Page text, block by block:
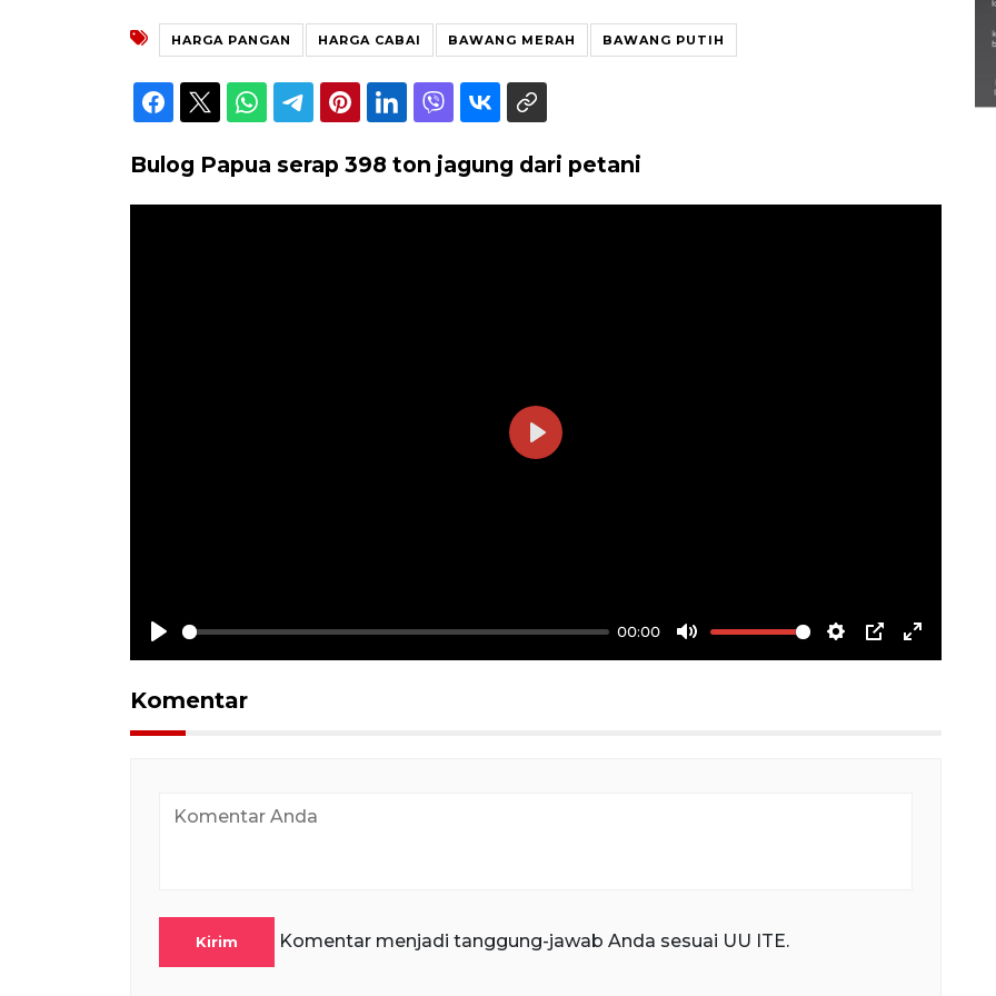
HARGA PANGAN HARGA CABAI BAWANG MERAH BAWANG PUTIH
Bulog Papua serap 398 ton jagung dari petani
Play
00:00
Mute Settings
PIP Enter
Play
Komentar
Kirim Komentar menjadi tanggung-jawab Anda sesuai UU ITE.
Semarak Lebaran Ketupat di
berbagai daerah